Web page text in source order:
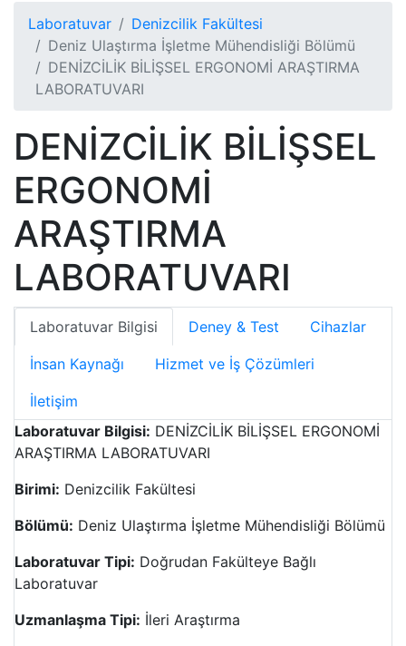
Laboratuvar
Denizcilik Fakültesi
Deniz Ulaştırma İşletme Mühendisliği Bölümü
DENİZCİLİK BİLİŞSEL ERGONOMİ ARAŞTIRMA
LABORATUVARI
DENİZCİLİK BİLİŞSEL
ERGONOMİ
ARAŞTIRMA
LABORATUVARI
Laboratuvar Bilgisi Deney & Test Cihazlar
İnsan Kaynağı Hizmet ve İş Çözümleri
İletişim
Laboratuvar Bilgisi: DENİZCİLİK BİLİŞSEL ERGONOMİ
ARAŞTIRMA LABORATUVARI
Birimi: Denizcilik Fakültesi
Bölümü: Deniz Ulaştırma İşletme Mühendisliği Bölümü
Laboratuvar Tipi: Doğrudan Fakülteye Bağlı
Laboratuvar
Uzmanlaşma Tipi: İleri Araştırma